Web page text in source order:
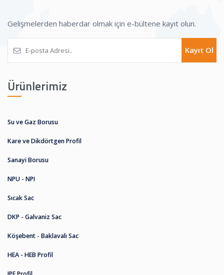
Gelişmelerden haberdar olmak için e-bültene kayıt olun.
Kayıt Ol
Ürünlerimiz
Su ve Gaz Borusu
Kare ve Dikdörtgen Profil
Sanayi Borusu
NPU - NPI
Sıcak Sac
DKP - Galvaniz Sac
Köşebent - Baklavalı Sac
HEA - HEB Profil